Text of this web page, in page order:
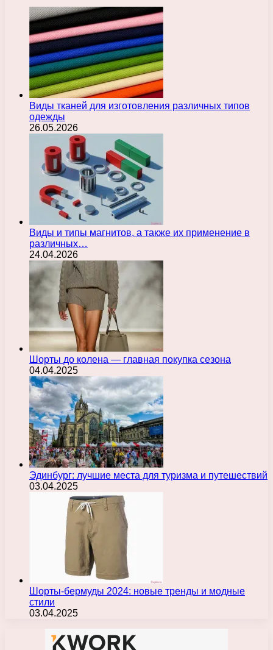
Виды тканей для изготовления различных типов
одежды
26.05.2026
Виды и типы магнитов, а также их применение в
различных…
24.04.2026
Шорты до колена — главная покупка сезона
04.04.2025
Эдинбург: лучшие места для туризма и путешествий
03.04.2025
Шорты-бермуды 2024: новые тренды и модные
стили
03.04.2025